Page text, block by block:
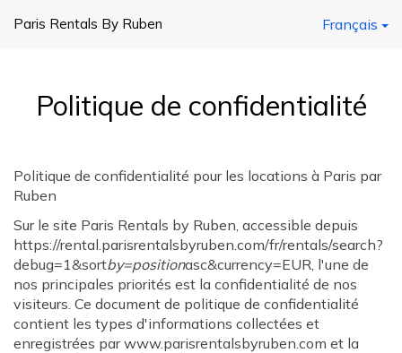
Paris Rentals By Ruben Français
Politique de confidentialité
Politique de confidentialité pour les locations à Paris par
Ruben
Sur le site Paris Rentals by Ruben, accessible depuis
https://rental.parisrentalsbyruben.com/fr/rentals/search?
debug=1&sortby=positionasc&currency=EUR, l'une de
nos principales priorités est la confidentialité de nos
visiteurs. Ce document de politique de confidentialité
contient les types d'informations collectées et
enregistrées par www.parisrentalsbyruben.com et la